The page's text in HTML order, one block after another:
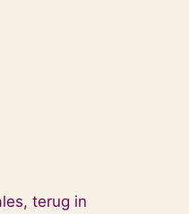
terug in